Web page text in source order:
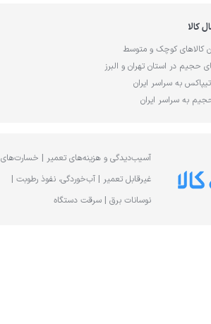
کالا
کالاهای کوچک و متوسط
حجیم در استان تهران و البرز
به سراسر ایران
به سراسر ایران
آسیب‌دیدگی و هزینه‌های تعمیر | خسارت‌های
غیرقابل تعمیر | آب‌خوردگی، نفوذ رطوبت |
نوسانات برق | سرقت دستگاه